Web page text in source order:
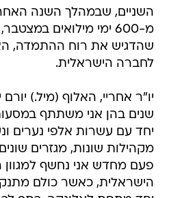
השניים, שבמהלך השנה
מ-600 ימי מילואים
שהדגיש את רוח ההתמדה,
לחברה הישראלית.
שנים בהן אני משתתף
יחד עם עשרות אלפי נערים
מקהילות שונות, מגזרים
פעם מחדש אני נחשף
הישראלית, כאשר כולם